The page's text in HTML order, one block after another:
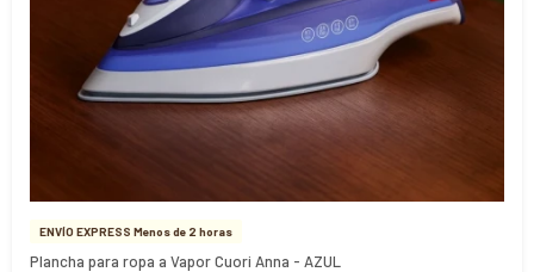
ENVÍO EXPRESS Menos de 2 horas
Plancha para ropa a Vapor Cuori Anna - AZUL